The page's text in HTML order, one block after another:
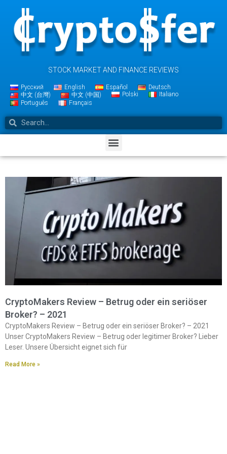
STOCK MARKET AND FINANCE REVIEWS
Русский English Español
Deutsch
中文 (台灣)
中文 (中国) Polski
Italiano
Português
Français
CryptoMakers Review – Betrug oder ein seriöser
Broker? – 2021
CryptoMakers Review – Betrug oder ein seriöser Broker? – 2021
Unser CryptoMakers Review – Betrug oder legitimer Broker? Lieber
Leser. Unsere Übersicht eignet sich für
Read More »